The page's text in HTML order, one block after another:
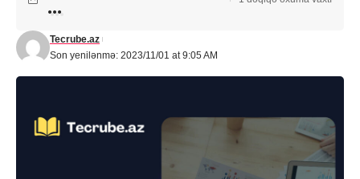
Son yenilənmə: 2023/11/01 at 9:05 AM
Tecrube.az